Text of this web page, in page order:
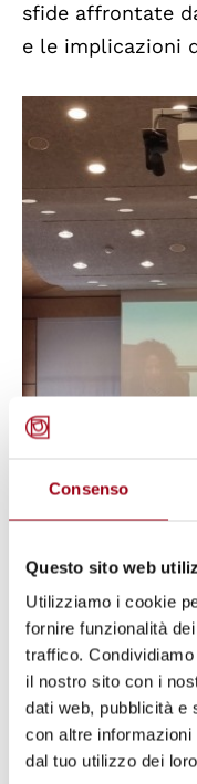
Consenso
Questo sito web
Utilizziamo i cookie
fornire funzionalità
traffico.
il nostro sito con i
dati web, pubblicità e
con altre
dal tuo utilizzo dei
sfide affrontate
e le implicazioni